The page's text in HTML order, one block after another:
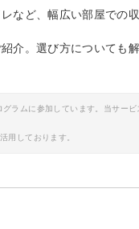
など、幅広い部屋での収
介。選び方についても
ラムに参加しています。当サー
用しております。